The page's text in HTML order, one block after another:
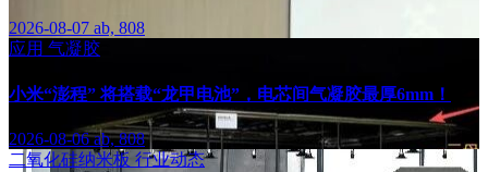
2026-08-07 ab, 808
应用 气凝胶
小米“澎程” 将搭载“龙甲电池”，电芯间气凝胶最厚6mm！
2026-08-06ab, 808
二氧化硅纳米板 行业动态